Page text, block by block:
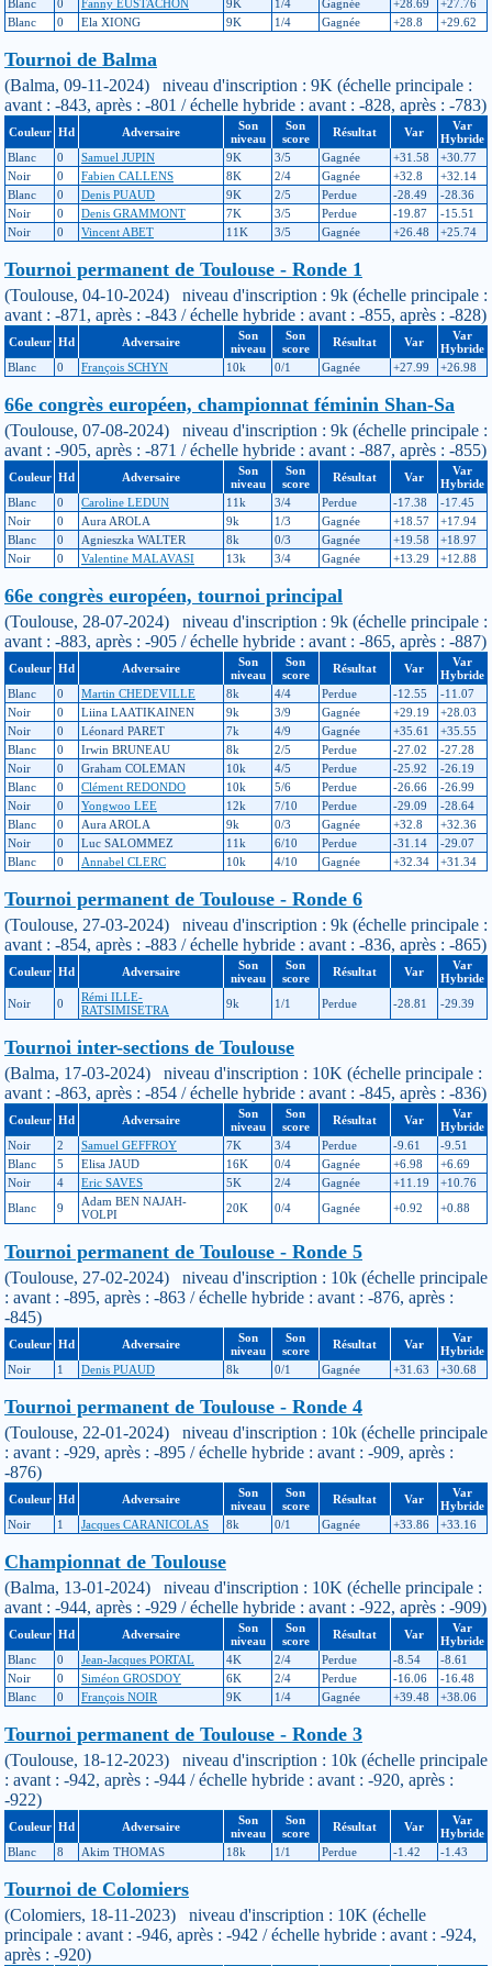
Blanc 0 Fanny EUSTACHON 9K 1/4 Gagnée +28.69
+27.76
Blanc
0 Ela XIONG 9K 1/4 Gagnée +28.8 +29.62
Tournoi de Balma
(Balma, 09-11-2024) niveau d'inscription : 9K (échelle principale :
avant : -843, après : -801 / échelle hybride : avant : -828, après : -783)
Couleur Hd Adversaire
Son
niveau
Son
score
Résultat Var
Var
Hybride
Blanc
0 Samuel JUPIN 9K 3/5 Gagnée +31.58
+30.77
Noir
0 Fabien CALLENS 8K 2/4 Gagnée +32.8
+32.14
Blanc
0 Denis PUAUD 9K 2/5 Perdue -28.49
-28.36
Noir
0 Denis GRAMMONT 7K 3/5 Perdue -19.87
-15.51
Noir
0 Vincent ABET 11K 3/5 Gagnée +26.48 +25.74
Tournoi permanent de Toulouse - Ronde 1
(Toulouse, 04-10-2024) niveau d'inscription : 9k (échelle principale :
avant : -871, après : -843 / échelle hybride : avant : -855, après : -828)
Couleur Hd Adversaire
Son
niveau
Son
score
Résultat Var
Var
Hybride
Blanc
0 François SCHYN 10k 0/1 Gagnée +27.99 +26.98
66e congrès européen, championnat féminin Shan-Sa
(Toulouse, 07-08-2024) niveau d'inscription : 9k (échelle principale :
avant : -905, après : -871 / échelle hybride : avant : -887, après : -855)
Couleur Hd Adversaire
Son
niveau
Son
score
Résultat Var
Var
Hybride
Blanc
0 Caroline LEDUN 11k 3/4 Perdue -17.38
-17.45
Noir
0 Aura AROLA 9k 1/3 Gagnée +18.57
+17.94
Blanc
0 Agnieszka WALTER 8k 0/3 Gagnée +19.58
+18.97
Noir
0 Valentine MALAVASI 13k 3/4 Gagnée +13.29 +12.88
66e congrès européen, tournoi principal
(Toulouse, 28-07-2024) niveau d'inscription : 9k (échelle principale :
avant : -883, après : -905 / échelle hybride : avant : -865, après : -887)
Couleur Hd Adversaire
Son
niveau
Son
score
Résultat Var
Var
Hybride
Blanc
0 Martin CHEDEVILLE 8k 4/4 Perdue -12.55
-11.07
Noir
0 Liina LAATIKAINEN 9k 3/9 Gagnée +29.19
+28.03
Noir
0 Léonard PARET 7k 4/9 Gagnée +35.61
+35.55
Blanc
0 Irwin BRUNEAU 8k 2/5 Perdue -27.02
-27.28
Noir
0 Graham COLEMAN 10k 4/5 Perdue -25.92
-26.19
Blanc
0 Clément REDONDO 10k 5/6 Perdue -26.66
-26.99
Noir
0 Yongwoo LEE 12k 7/10 Perdue -29.09
-28.64
Blanc
0 Aura AROLA 9k 0/3 Gagnée +32.8
+32.36
Noir
0 Luc SALOMMEZ 11k 6/10 Perdue -31.14
-29.07
Blanc
0 Annabel CLERC 10k 4/10 Gagnée +32.34 +31.34
Tournoi permanent de Toulouse - Ronde 6
(Toulouse, 27-03-2024) niveau d'inscription : 9k (échelle principale :
avant : -854, après : -883 / échelle hybride : avant : -836, après : -865)
Couleur Hd Adversaire
Son
niveau
Son
score
Résultat Var
Var
Hybride
Noir
0
Rémi ILLE-
RATSIMISETRA
9k 1/1 Perdue -28.81 -29.39
Tournoi inter-sections de Toulouse
(Balma, 17-03-2024) niveau d'inscription : 10K (échelle principale :
avant : -863, après : -854 / échelle hybride : avant : -845, après : -836)
Couleur Hd Adversaire
Son
niveau
Son
score
Résultat Var
Var
Hybride
Noir
2 Samuel GEFFROY 7K 3/4 Perdue -9.61
-9.51
Blanc
5 Elisa JAUD 16K 0/4 Gagnée +6.98
+6.69
Noir
4 Eric SAVES 5K 2/4 Gagnée +11.19
+10.76
Blanc
9
Adam BEN NAJAH-
VOLPI
20K 0/4 Gagnée +0.92 +0.88
Tournoi permanent de Toulouse - Ronde 5
(Toulouse, 27-02-2024) niveau d'inscription : 10k (échelle principale
: avant : -895, après : -863 / échelle hybride : avant : -876, après :
-845)
Couleur Hd Adversaire
Son
niveau
Son
score
Résultat Var
Var
Hybride
Noir
1 Denis PUAUD 8k 0/1 Gagnée +31.63 +30.68
Tournoi permanent de Toulouse - Ronde 4
(Toulouse, 22-01-2024) niveau d'inscription : 10k (échelle principale
: avant : -929, après : -895 / échelle hybride : avant : -909, après :
-876)
Couleur Hd Adversaire
Son
niveau
Son
score
Résultat Var
Var
Hybride
Noir
1 Jacques CARANICOLAS 8k 0/1 Gagnée +33.86 +33.16
Championnat de Toulouse
(Balma, 13-01-2024) niveau d'inscription : 10K (échelle principale :
avant : -944, après : -929 / échelle hybride : avant : -922, après : -909)
Couleur Hd Adversaire
Son
niveau
Son
score
Résultat Var
Var
Hybride
Blanc
0 Jean-Jacques PORTAL 4K 2/4 Perdue -8.54
-8.61
Noir
0 Siméon GROSDOY 6K 2/4 Perdue -16.06
-16.48
Blanc
0 François NOIR 9K 1/4 Gagnée +39.48 +38.06
Tournoi permanent de Toulouse - Ronde 3
(Toulouse, 18-12-2023) niveau d'inscription : 10k (échelle principale
: avant : -942, après : -944 / échelle hybride : avant : -920, après :
-922)
Couleur Hd Adversaire
Son
niveau
Son
score
Résultat Var
Var
Hybride
Blanc
8 Akim THOMAS 18k 1/1 Perdue -1.42 -1.43
Tournoi de Colomiers
(Colomiers, 18-11-2023) niveau d'inscription : 10K (échelle
principale : avant : -946, après : -942 / échelle hybride : avant : -924,
après : -920)